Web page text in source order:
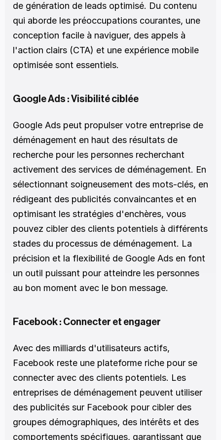
de génération de leads optimisé. Du contenu
qui aborde les préoccupations courantes, une
conception facile à naviguer, des appels à
l'action clairs (CTA) et une expérience mobile
optimisée sont essentiels.
Google Ads : Visibilité ciblée
Google Ads peut propulser votre entreprise de
déménagement en haut des résultats de
recherche pour les personnes recherchant
activement des services de déménagement. En
sélectionnant soigneusement des mots-clés, en
rédigeant des publicités convaincantes et en
optimisant les stratégies d'enchères, vous
pouvez cibler des clients potentiels à différents
stades du processus de déménagement. La
précision et la flexibilité de Google Ads en font
un outil puissant pour atteindre les personnes
au bon moment avec le bon message.
Facebook : Connecter et engager
Avec des milliards d'utilisateurs actifs,
Facebook reste une plateforme riche pour se
connecter avec des clients potentiels. Les
entreprises de déménagement peuvent utiliser
des publicités sur Facebook pour cibler des
groupes démographiques, des intérêts et des
comportements spécifiques, garantissant que